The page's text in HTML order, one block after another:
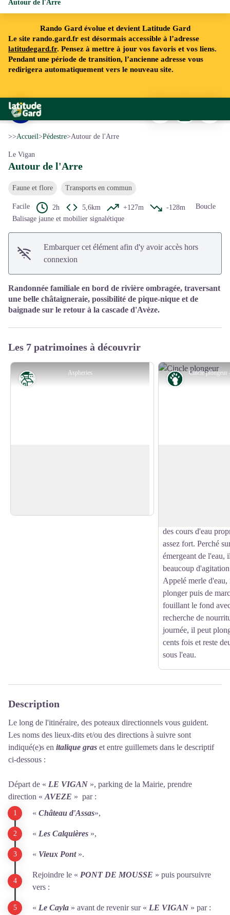
Rando Gard évolue et devient Latitude Gard
Le site rando.gard.fr est désormais accessible à l’adresse
latitudegard.fr. Pensez à mettre à jour vos favoris et vos liens.
Pendant une période de transition, l’ancienne adresse vous
redirigera automatiquement vers le nouveau site.
Rando Gard
Autour de l'Arre
Voir l'image en plein écran
>>Accueil>Pédestre>Autour de l'Arre
Le Vigan
Autour de l'Arre
Faune et flore Transports en commun
Facile 2h 5,6km +127m -128m
Boucle
Balisage jaune et mobilier signalétique
Embarquer cet élément afin d'y avoir accès hors
connexion
Randonnée familiale en bord de rivière ombragée, traversant
une belle châtaigneraie, possibilité de pique-nique et de
baignade sur le retour à la cascade d'Avèze.
Les 7 patrimoines à découvrir
Aspheries
Patrimoine Faune
des cours d'eau
assez fort. Perché
émergeant de l'eau,
beaucoup
Appelé merle d'eau,
plonger puis de
fouillant le fond
recherche de
journée, il peut
cents fois et reste
sous l'eau.
Description
Le long de l'itinéraire, des poteaux directionnels vous guident.
Les noms des lieux-dits et/ou des directions à suivre sont
indiqué(e)s en italique gras et entre guillemets dans le descriptif
ci-dessous :
Départ de « LE VIGAN », parking de la Mairie, prendre
direction « AVEZE » par :
« Château d'Assas»,
« Les Calquières »,
« Vieux Pont ».
Rejoindre le « PONT DE MOUSSE » puis poursuivre
vers :
« Le Cayla » avant de revenir sur « LE VIGAN » par :